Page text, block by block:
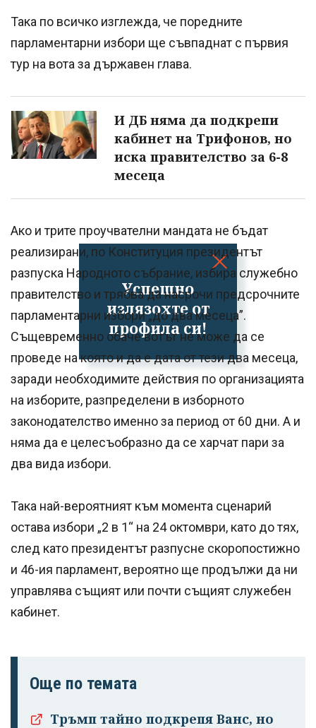
Успешно
излязохте от
профила си!
Така по всичко изглежда, че поредните
парламентарни избори ще съвпаднат с първия
тур на вота за държавен глава.
И ДБ няма да подкрепи
кабинет на Трифонов, но
иска правителство за 6-8
месеца
Ако и трите проучвателни мандата не бъдат
реализирани, по Конституция президентът
разпуска Народното събрание, избира служебно
правителство и трябва да насрочи предсрочните
парламентарни избори „до два месеца”.
Същевременно обаче вотът не може да се
проведе на която и да е дата от тези два месеца,
заради необходимите действия по организацията
на изборите, разпределени в изборното
законодателство именно за период от 60 дни. А и
няма да е целесъобразно да се харчат пари за
два вида избори.
Така най-вероятният към момента сценарий
остава избори „2 в 1“ на 24 октомври, като до тях,
след като президентът разпусне скоропостижно
и 46-ия парламент, вероятно ще продължи да ни
управлява същият или почти същият служебен
кабинет.
Още по темата
Тръмп тайно подкрепя Ванс, но